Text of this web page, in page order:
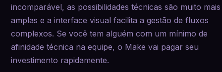
incomparável, as possibilidades técnicas são muito mais
amplas e a interface visual facilita a gestão de fluxos
complexos. Se você tem alguém com um mínimo de
afinidade técnica na equipe, o Make vai pagar seu
investimento rapidamente.